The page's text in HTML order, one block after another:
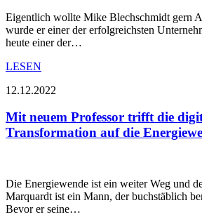
Eigentlich wollte Mike Blechschmidt gern
wurde er einer der erfolgreichsten
heute einer der…
LESEN
12.12.2022
Mit neuem Professor trifft die
Transformation auf die
Die Energiewende ist ein weiter Weg und
Marquardt ist ein Mann, der buchstäblich
Bevor er seine…